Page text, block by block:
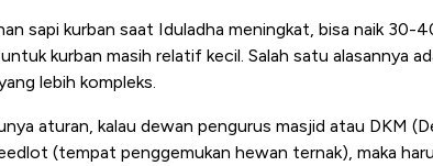
sapi kurban saat Iduladha meningkat, bisa naik 30-
kurban masih relatif kecil. Salah satu alasannya
lebih kompleks.
aturan, kalau dewan pengurus masjid atau DKM
(tempat penggemukan hewan ternak), maka
Kongo